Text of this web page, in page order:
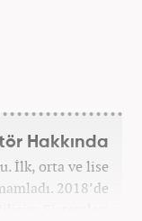
Hakkında
İlk, orta ve lise
2018’de
Sistemleri